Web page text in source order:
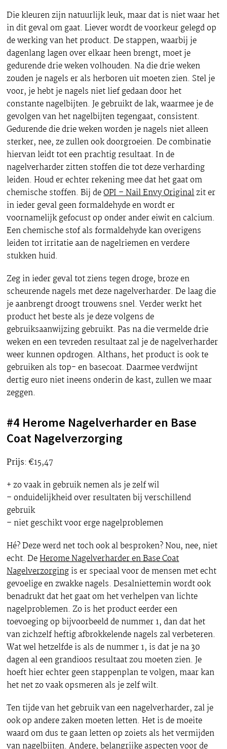
Die kleuren zijn natuurlijk leuk, maar dat is niet waar het
in dit geval om gaat. Liever wordt de voorkeur gelegd op
de werking van het product. De stappen, waarbij je
dagenlang lagen over elkaar heen brengt, moet je
gedurende drie weken volhouden. Na die drie weken
zouden je nagels er als herboren uit moeten zien. Stel je
voor, je hebt je nagels niet lief gedaan door het
constante nagelbijten. Je gebruikt de lak, waarmee je de
gevolgen van het nagelbijten tegengaat, consistent.
Gedurende die drie weken worden je nagels niet alleen
sterker, nee, ze zullen ook doorgroeien. De combinatie
hiervan leidt tot een prachtig resultaat. In de
nagelverharder zitten stoffen die tot deze verharding
leiden. Houd er echter rekening mee dat het gaat om
chemische stoffen. Bij deOPI – Nail Envy Originalzit er
in ieder geval geen formaldehyde en wordt er
voornamelijk gefocust op onder ander eiwit en calcium.
Een chemische stof als formaldehyde kan overigens
leiden tot irritatie aan de nagelriemen en verdere
stukken huid.
Zeg in ieder geval tot ziens tegen droge, broze en
scheurende nagels met deze nagelverharder. De laag die
je aanbrengt droogt trouwens snel. Verder werkt het
product het beste als je deze volgens de
gebruiksaanwijzing gebruikt. Pas na die vermelde drie
weken en een tevreden resultaat zal je de nagelverharder
weer kunnen opdrogen. Althans, het product is ook te
gebruiken als top- en basecoat. Daarmee verdwijnt
dertig euro niet ineens onderin de kast, zullen we maar
zeggen.
#4 Herome Nagelverharder en Base
Coat Nagelverzorging
Prijs: €15,47
+ zo vaak in gebruik nemen als je zelf wil
– onduidelijkheid over resultaten bij verschillend
gebruik
– niet geschikt voor erge nagelproblemen
Hé? Deze werd net toch ook al besproken? Nou, nee, niet
echt. DeHerome Nagelverharder en Base Coat
Nagelverzorging is er speciaal voor de mensen met echt
gevoelige en zwakke nagels. Desalniettemin wordt ook
benadrukt dat het gaat om het verhelpen van lichte
nagelproblemen. Zo is het product eerder een
toevoeging op bijvoorbeeld de nummer 1, dan dat het
van zichzelf heftig afbrokkelende nagels zal verbeteren.
Wat wel hetzelfde is als de nummer 1, is dat je na 30
dagen al een grandioos resultaat zou moeten zien. Je
hoeft hier echter geen stappenplan te volgen, maar kan
het net zo vaak opsmeren als je zelf wilt.
Ten tijde van het gebruik van een nagelverharder, zal je
ook op andere zaken moeten letten. Het is de moeite
waard om dus te gaan letten op zoiets als het vermijden
van nagelbijten. Andere, belangrijke aspecten voor de